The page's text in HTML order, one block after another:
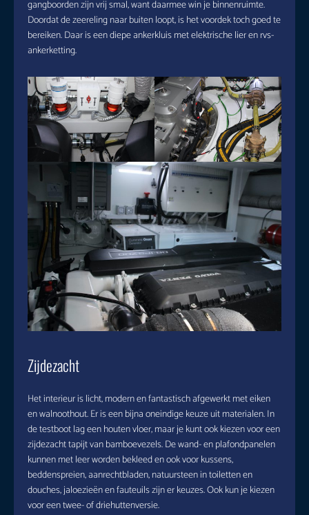
gangboorden zijn vrij smal, want daarmee win je binnenruimte.
Doordat de zeereling naar buiten loopt, is het voordek toch goed te
bereiken. Daar is een diepe ankerkluis met elektrische lier en rvs-
ankerketting.
Zijdezacht
Het interieur is licht, modern en fantastisch afgewerkt met eiken
en walnoothout. Er is een bijna oneindige keuze uit materialen. In
de testboot lag een houten vloer, maar je kunt ook kiezen voor een
zijdezacht tapijt van bamboevezels. De wand- en plafondpanelen
kunnen met leer worden bekleed en ook voor kussens,
beddenspreien, aanrechtbladen, natuursteen in toiletten en
douches, jaloezieën en fauteuils zijn er keuzes. Ook kun je kiezen
voor een twee- of driehuttenversie.